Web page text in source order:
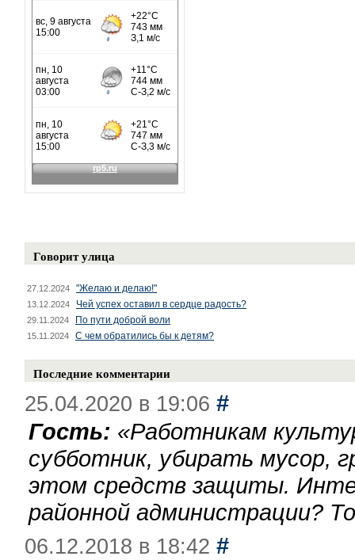
Говорит улица
27.12.2024 "Желаю и делаю!"
13.12.2024 Чей успех оставил в сердце радость?
29.11.2024 По пути доброй воли
15.11.2024 С чем обратились бы к детям?
Последние комментарии
25.04.2020 в 19:06 #
Гость: «Работникам
субботник, убирать мусор,
этом средств защиты.
районной администрации?
06.12.2018 в 18:42 #